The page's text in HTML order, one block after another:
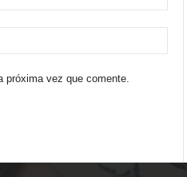
próxima vez que comente.